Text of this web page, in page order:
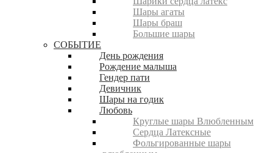
Шары агаты
Шары браш
Большие шары
СОБЫТИЕ
День рождения
Рождение малыша
Гендер пати
Девичник
Шары на годик
Любовь
Круглые шары Влюбленным
Сердца Латексные
Фольгированные шары